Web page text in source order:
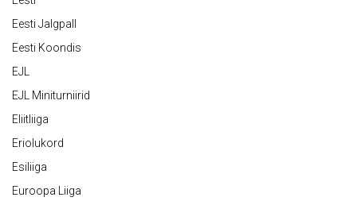
Eesti Jalgpall
Eesti Koondis
EJL
EJL Miniturniirid
Eliitliiga
Eriolukord
Esiliiga
Euroopa Liiga